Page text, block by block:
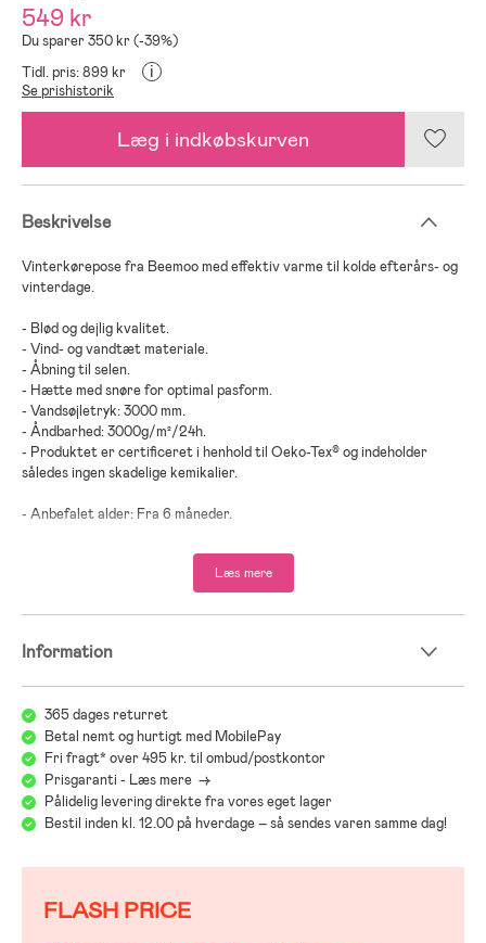
549 kr
Du sparer 350 kr (-39%)
Tidl. pris: 899 kr
i
Se prishistorik
Læg i indkøbskurven
Beskrivelse
Vinterkørepose fra Beemoo med effektiv varme til kolde efterårs- og
vinterdage.
- Blød og dejlig kvalitet.
- Vind- og vandtæt materiale.
- Åbning til selen.
- Hætte med snøre for optimal pasform.
- Vandsøjletryk: 3000 mm.
- Åndbarhed: 3000g/m²/24h.
- Produktet er certificeret i henhold til Oeko-Tex® og indeholder
således ingen skadelige kemikalier.
- Anbefalet alder: Fra 6 måneder.
- Yderside: 100 % polyester.
Læs mere
Information
365 dages returret
Betal nemt og hurtigt med MobilePay
Fri fragt* over 495 kr. til ombud/postkontor
Prisgaranti - Læs mere ->
Pålidelig levering direkte fra vores eget lager
Bestil inden kl. 12.00 på hverdage – så sendes varen samme dag!
FLASH PRICE